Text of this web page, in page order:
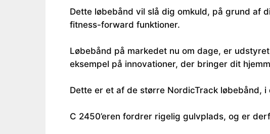
Dette løbebånd vil slå dig omkuld, på grund
fitness-forward funktioner.
Løbebånd på markedet nu om dage, er
eksempel på innovationer, der bringer dit
Dette er et af de større NordicTrack
C 2450’eren fordrer rigelig gulvplads, og er